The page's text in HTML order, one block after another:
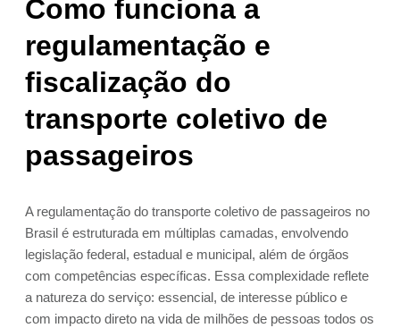
Como funciona a
regulamentação e
fiscalização do
transporte coletivo de
passageiros
A regulamentação do transporte coletivo de passageiros no
Brasil é estruturada em múltiplas camadas, envolvendo
legislação federal, estadual e municipal, além de órgãos
com competências específicas. Essa complexidade reflete
a natureza do serviço: essencial, de interesse público e
com impacto direto na vida de milhões de pessoas todos os